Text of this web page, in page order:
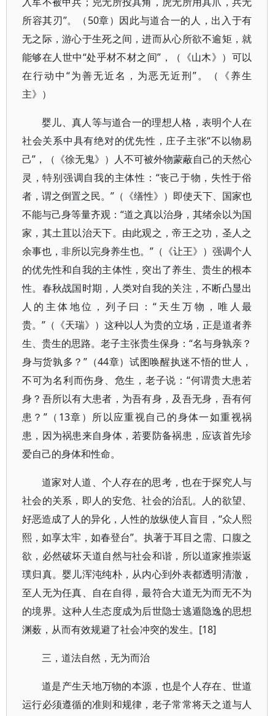
所容其刃”。（50章）因此与道合一的人，出入于有
无之际，游心于生死之间，进而从心所欲不逾矩，就
能够在人世中“处乎材不材之间”，（《山木》）可以
在行动中“为善无近名，为恶无近刑”。（《养生
主》）
婴儿、真人等与道合一的理想人格，表明个人在
社会关系中具有绝对的优先性，庄子主张“不以物易
己”，（《徐无鬼》）人不可被外物蒙蔽自己的天然心
灵，特别强调自我的主体性：“丧己于物，失性于俗
者，谓之倒置之民。”（《缮性》）即使天下、国家也
不能与己身等量齐观：“道之真以治身，其绪余以为国
家，其土苴以治天下。由此观之，帝王之功，圣人之
余事也，非所以完身养生也。”（《让王》）强调个人
的优先性和自我的主体性，突出了养生、贵生的根本
性。春秋战国时期，人类对自我的关注，不断凸显出
人的主体地位，列子曰：“天生万物，唯人最
贵。”（《天瑞》）这种以人为贵的立场，正是道者养
生、贵生的思路。老子主张贵生保身：“名与身孰亲？
身与货孰多？”（44章）试图唤醒执迷不悟的世人，
不可为名利而伤身、危生，老子说：“何谓贵大患若
身？吾所以有大患者，为吾有身，及吾无身，吾有何
患？”（13章）所以应重视自己的身体一如重视祸
患，因为祸患来自身体，若要防备祸患，应该首先珍
爱自己的身体和性命。
道家对人道、个人存在的思考，也在于探究人与
社会的关系，即人的安危、社会的治乱。人的欲望、
好恶造成了人的异化，人性的放纵使人盲目，“众人熙
熙，如享太牢，如春登台”。执著于耳目之需、口腹之
欲，必然破坏天道自然与社会和谐，所以道家推崇返
璞归真。婴儿浑沌纯朴，从内心到外表都透明清澈，
至人无为任真、自在自得，最符合大道无为而无不为
的境界。这种人生态度成为后世隐士逃遁隐逸的思想
渊薮，从而有效规避了社会冲突的发生。[18]
三，道法自然，无为而治
道是产生天地万物的本源，也是个人存在、世道
运行必须遵循的准则和规律，老子常常将天之道与人